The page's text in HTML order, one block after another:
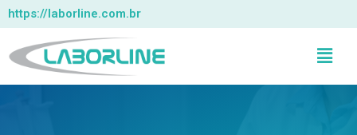
https://laborline.com.br